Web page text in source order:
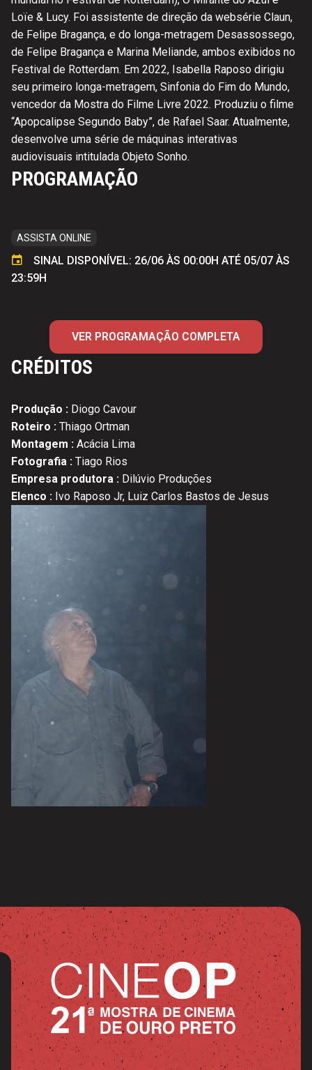
Loïe & Lucy. Foi assistente de direção da websérie Claun,
de Felipe Bragança, e do longa-metragem Desassossego,
de Felipe Bragança e Marina Meliande, ambos exibidos no
Festival de Rotterdam. Em 2022, Isabella Raposo dirigiu
seu primeiro longa-metragem, Sinfonia do Fim do Mundo,
vencedor da Mostra do Filme Livre 2022. Produziu o filme
“Apopcalipse Segundo Baby”, de Rafael Saar. Atualmente,
desenvolve uma série de máquinas interativas
audiovisuais intitulada Objeto Sonho.
PROGRAMAÇÃO
ASSISTA ONLINE
SINAL DISPONÍVEL: 26/06 ÀS 00:00H ATÉ 05/07 ÀS
23:59H
VER PROGRAMAÇÃO COMPLETA
CRÉDITOS
Produção : Diogo Cavour
Roteiro : Thiago Ortman
Montagem : Acácia Lima
Fotografia : Tiago Rios
Empresa produtora : Dilúvio Produções
Elenco : Ivo Raposo Jr, Luiz Carlos Bastos de Jesus